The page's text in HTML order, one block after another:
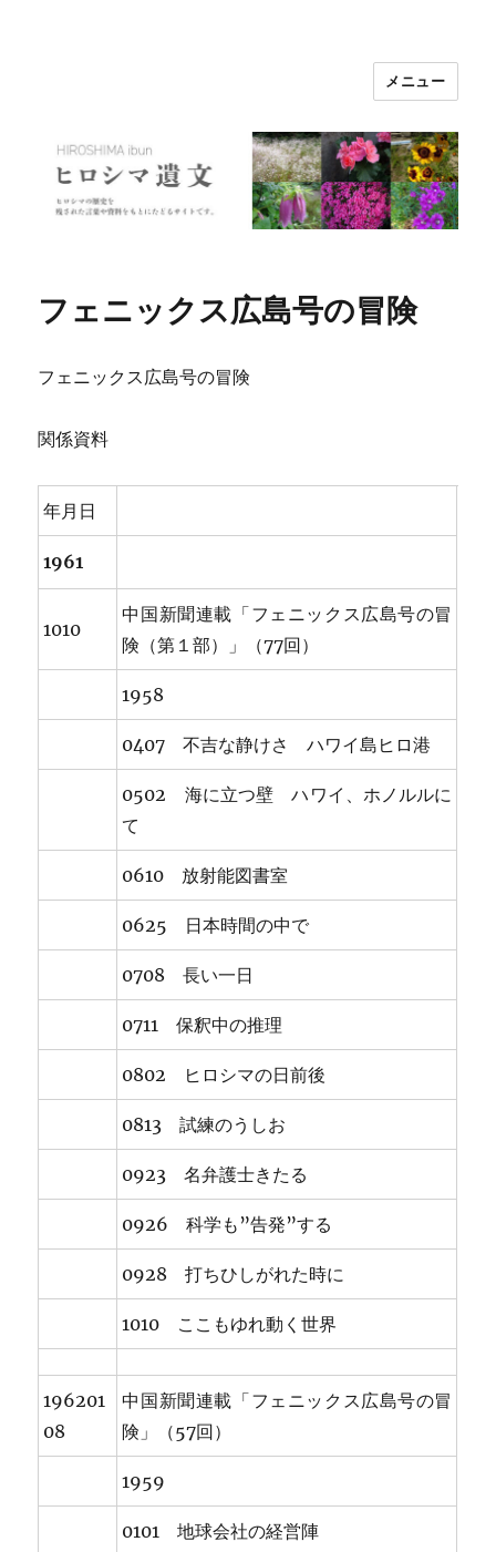
メニュー
フェニックス広島号の冒険
フェニックス広島号の冒険
関係資料
年月日
1961
1010
中国新聞連載「フェニックス広島号の冒
険（第１部）」（77回）
1958
0407 不吉な静けさ ハワイ島ヒロ港
0502 海に立つ壁 ハワイ、ホノルルに
て
0610 放射能図書室
0625 日本時間の中で
0708 長い一日
0711 保釈中の推理
0802 ヒロシマの日前後
0813 試練のうしお
0923 名弁護士きたる
0926 科学も”告発”する
0928 打ちひしがれた時に
1010 ここもゆれ動く世界
196201
08
中国新聞連載「フェニックス広島号の冒
険」（57回）
1959
0101 地球会社の経営陣